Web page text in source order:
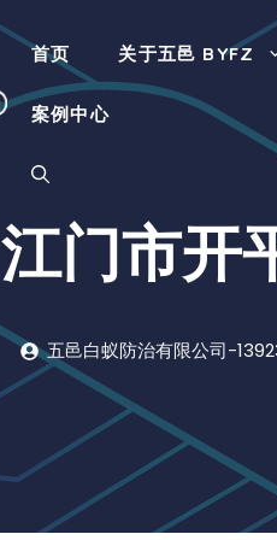
首页 关于五邑 BYFZ
案例中心
江门市开
五邑白蚁防治有限公司-